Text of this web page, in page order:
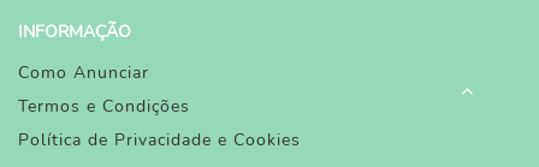
INFORMAÇÃO
Como Anunciar
Termos e Condições
Política de Privacidade e Cookies